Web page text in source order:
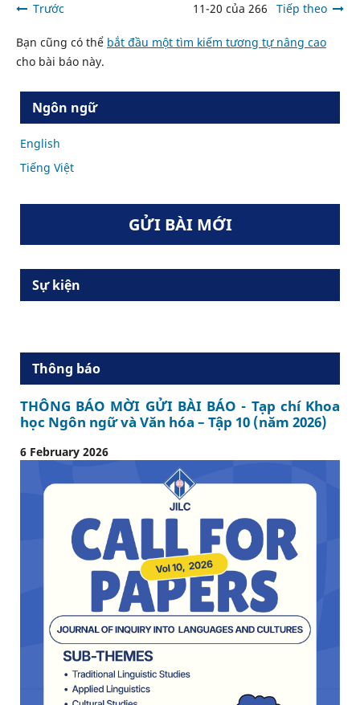
Trước 11-20 của 266 Tiếp theo
Bạn cũng có thể bắt đầu một tìm kiếm tương tự nâng cao
cho bài báo này.
Ngôn ngữ
English
Tiếng Việt
GỬI BÀI MỚI
Sự kiện
Thông báo
THÔNG BÁO MỜI GỬI BÀI BÁO - Tạp chí Khoa
học Ngôn ngữ và Văn hóa – Tập 10 (năm 2026)
6 February 2026